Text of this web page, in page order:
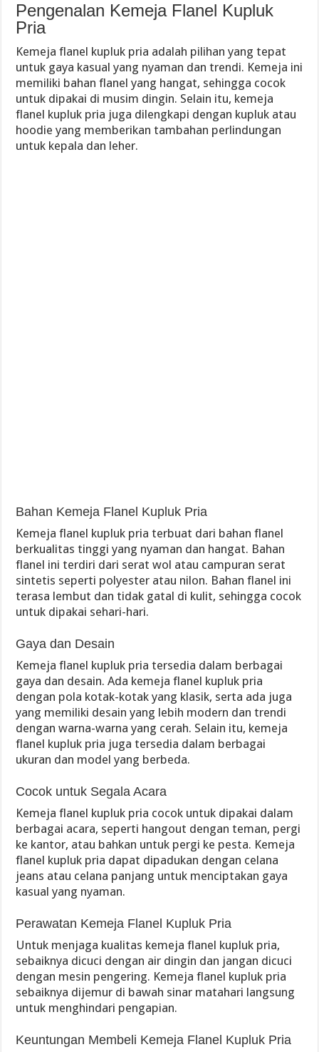
Pengenalan Kemeja Flanel Kupluk
Pria
Kemeja flanel kupluk pria adalah pilihan yang tepat
untuk gaya kasual yang nyaman dan trendi. Kemeja ini
memiliki bahan flanel yang hangat, sehingga cocok
untuk dipakai di musim dingin. Selain itu, kemeja
flanel kupluk pria juga dilengkapi dengan kupluk atau
hoodie yang memberikan tambahan perlindungan
untuk kepala dan leher.
Bahan Kemeja Flanel Kupluk Pria
Kemeja flanel kupluk pria terbuat dari bahan flanel
berkualitas tinggi yang nyaman dan hangat. Bahan
flanel ini terdiri dari serat wol atau campuran serat
sintetis seperti polyester atau nilon. Bahan flanel ini
terasa lembut dan tidak gatal di kulit, sehingga cocok
untuk dipakai sehari-hari.
Gaya dan Desain
Kemeja flanel kupluk pria tersedia dalam berbagai
gaya dan desain. Ada kemeja flanel kupluk pria
dengan pola kotak-kotak yang klasik, serta ada juga
yang memiliki desain yang lebih modern dan trendi
dengan warna-warna yang cerah. Selain itu, kemeja
flanel kupluk pria juga tersedia dalam berbagai
ukuran dan model yang berbeda.
Cocok untuk Segala Acara
Kemeja flanel kupluk pria cocok untuk dipakai dalam
berbagai acara, seperti hangout dengan teman, pergi
ke kantor, atau bahkan untuk pergi ke pesta. Kemeja
flanel kupluk pria dapat dipadukan dengan celana
jeans atau celana panjang untuk menciptakan gaya
kasual yang nyaman.
Perawatan Kemeja Flanel Kupluk Pria
Untuk menjaga kualitas kemeja flanel kupluk pria,
sebaiknya dicuci dengan air dingin dan jangan dicuci
dengan mesin pengering. Kemeja flanel kupluk pria
sebaiknya dijemur di bawah sinar matahari langsung
untuk menghindari pengapian.
Keuntungan Membeli Kemeja Flanel Kupluk Pria